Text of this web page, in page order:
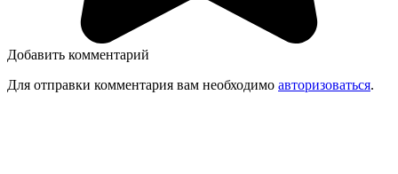
Добавить комментарий
Для отправки комментария вам необходимо авторизоваться.